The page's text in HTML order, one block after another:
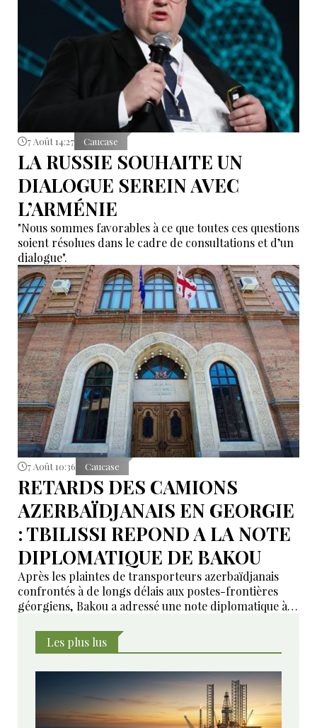
7 Août 14:27 Caucase
LA RUSSIE SOUHAITE UN
DIALOGUE SEREIN AVEC
L’ARMÉNIE
"Nous sommes favorables à ce que toutes ces questions
soient résolues dans le cadre de consultations et d’un
dialogue".
7 Août 10:36 Caucase
RETARDS DES CAMIONS
AZERBAÏDJANAIS EN GEORGIE
: TBILISSI REPOND A LA NOTE
DIPLOMATIQUE DE BAKOU
Après les plaintes de transporteurs azerbaïdjanais
confrontés à de longs délais aux postes-frontières
géorgiens, Bakou a adressé une note diplomatique à
affirme avoir transmis la demande aux autorités
compétentes et annoncé des mesures pour examiner
Les plus lus